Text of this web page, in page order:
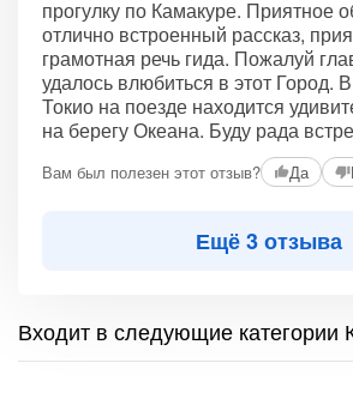
прогулку по Камакуре. Приятное
отлично встроенный рассказ,
грамотная речь гида. Пожалуй
удалось влюбиться в этот Город.
Токио на поезде находится
на берегу Океана. Буду рада
Вам был полезен этот отзыв? Да
Ещё 3 отзыва
Входит в следующие категории